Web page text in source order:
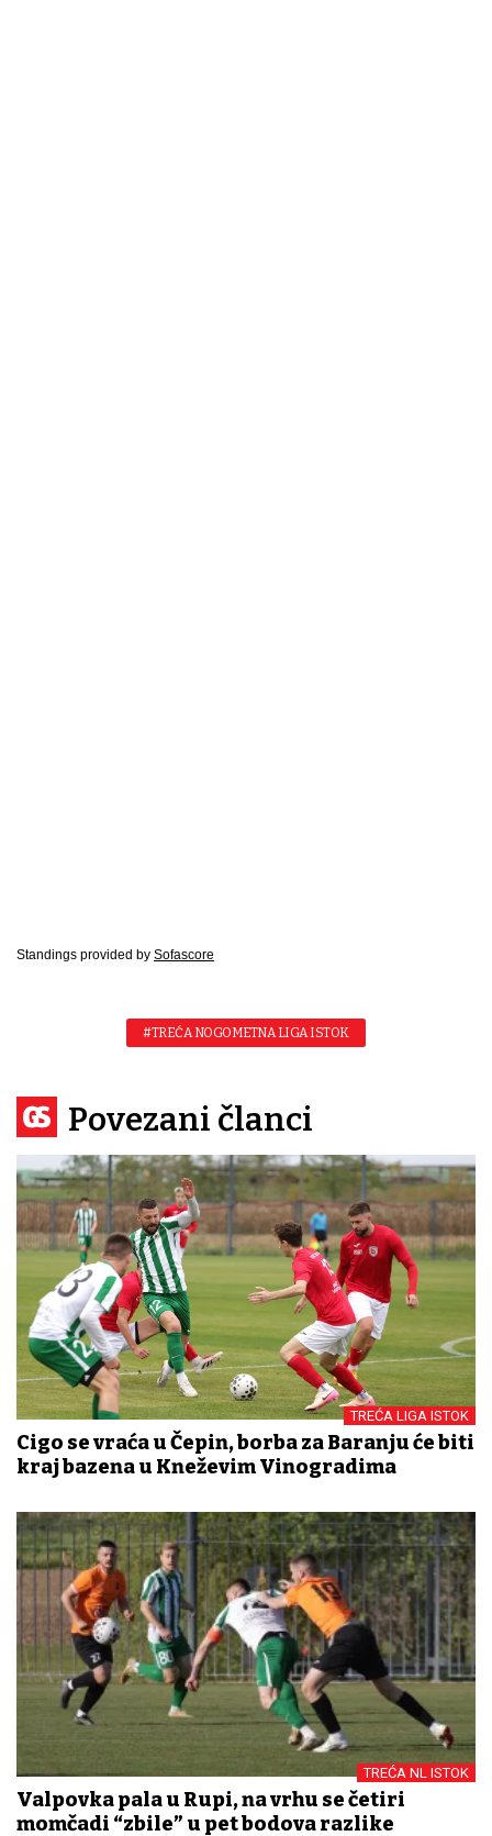
Standings provided by Sofascore
#TREĆA NOGOMETNA LIGA ISTOK
Povezani članci
TREĆA LIGA ISTOK
Cigo se vraća u Čepin, borba za Baranju će biti
kraj bazena u Kneževim Vinogradima
TREĆA NL ISTOK
Valpovka pala u Rupi, na vrhu se četiri
momčadi “zbile” u pet bodova razlike